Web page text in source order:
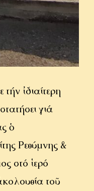
ἰδιαίτερη
γιά
ὁ
Ρεθύμνης &
στό ἱερό
τοῦ